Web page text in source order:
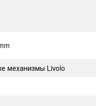
механизмы Livolo